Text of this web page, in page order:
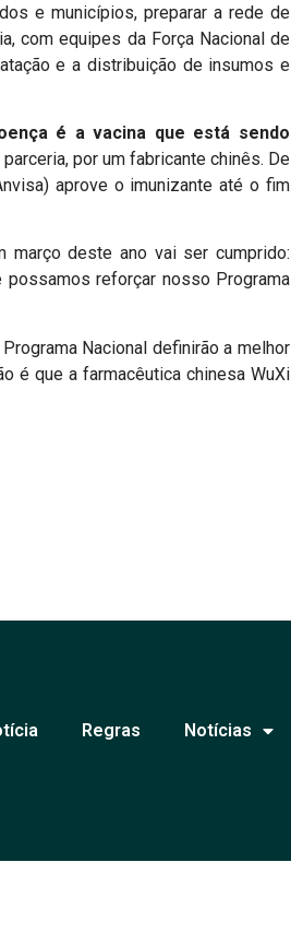
e municípios, preparar a rede de
com equipes da Força Nacional de
e a distribuição de insumos e
é a vacina que está sendo
por um fabricante chinês. De
aprove o imunizante até o fim
março deste ano vai ser cumprido:
reforçar nosso Programa
Nacional definirão a melhor
é que a farmacêutica chinesa WuXi
Regras Notícias